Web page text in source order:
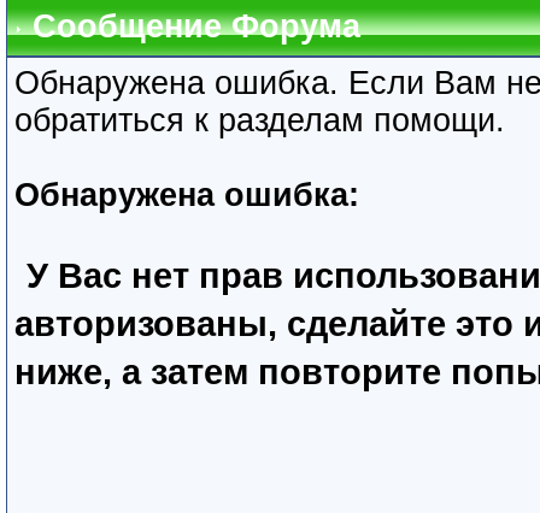
Сообщение Форума
Обнаружена ошибка. Если Вам
обратиться к разделам помощи.
Обнаружена ошибка:
У Вас нет прав
авторизованы, сделайте это
ниже, а затем повторите